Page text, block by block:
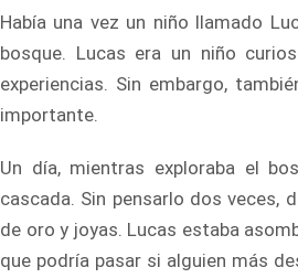
Había una vez un niño llamado
bosque. Lucas era un niño
experiencias. Sin embargo,
importante.
Un día, mientras exploraba el
cascada. Sin pensarlo dos veces,
de oro y joyas. Lucas estaba
que podría pasar si alguien más